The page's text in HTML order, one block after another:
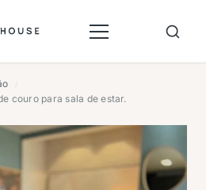
couro para sala de estar.